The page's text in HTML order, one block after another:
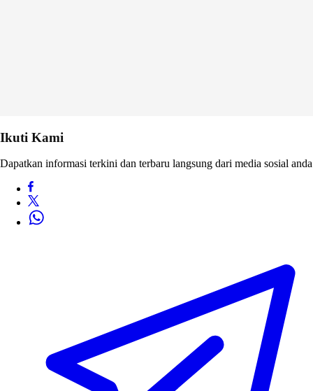
Ikuti Kami
Dapatkan informasi terkini dan terbaru langsung dari media sosial anda